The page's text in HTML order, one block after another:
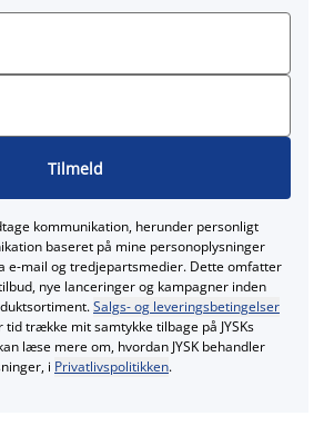
Tilmeld
kommunikation, herunder personligt
baseret på mine personoplysninger
e‑mail og tredjepartsmedier. Dette omfatter
nye lanceringer og kampagner inden
Salgs- og leveringsbetingelser
tid trække mit samtykke tilbage på JYSKs
læse mere om, hvordan JYSK behandler
i Privatlivspolitikken.